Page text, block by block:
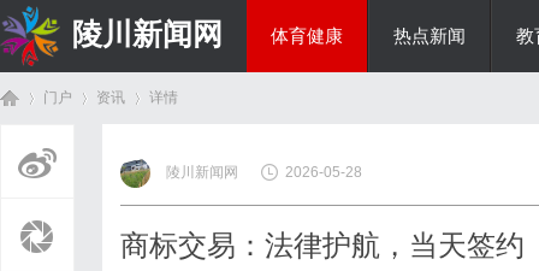
陵川新闻网 体育健康 热点新闻 教
门户 资讯
›
详情
陵川新闻网 2026-05-28
商标交易：法律护航，当天签约